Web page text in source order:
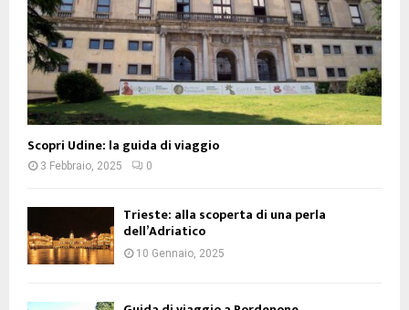
Scopri Udine: la guida di viaggio
3 Febbraio, 2025 0
Trieste: alla scoperta di una perla
dell’Adriatico
10 Gennaio, 2025